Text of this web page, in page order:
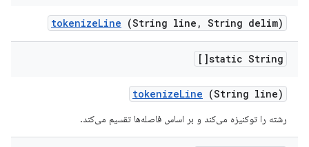
tokenizeLine (String line , String delim)
static String[]
tokenizeLine (String line)
رشته را توکنیزه می‌کند و بر اساس فاصله‌ها تقسیم می‌کند.